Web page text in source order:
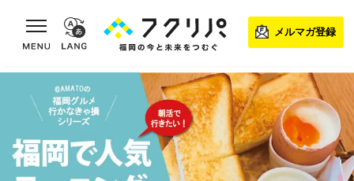
toggle navigation
メルマガ登録